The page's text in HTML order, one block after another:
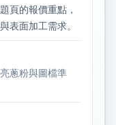
頁的報價重點，
表面加工需求。
蔥粉與圖檔準